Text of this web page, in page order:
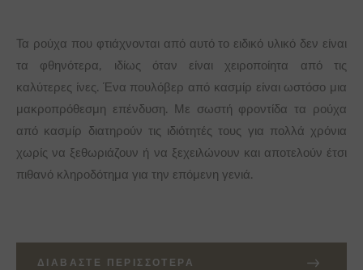
Τα ρούχα που φτιάχνονται από αυτό το ειδικό υλικό δεν είναι
τα φθηνότερα, ιδίως όταν είναι χειροποίητα από τις
καλύτερες ίνες. Ένα πουλόβερ από κασμίρ είναι ωστόσο μια
μακροπρόθεσμη επένδυση. Με σωστή φροντίδα τα ρούχα
από κασμίρ διατηρούν τις ιδιότητές τους για πολλά χρόνια
χωρίς να ξεθωριάζουν ή να ξεχειλώνουν και αποτελούν έτσι
πιθανό κληροδότημα για την επόμενη γενιά.
ΔΙΑΒΆΣΤΕ ΠΕΡΙΣΣΌΤΕΡΑ